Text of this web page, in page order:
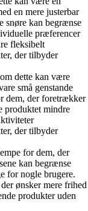
en mere justerbar
snøre kan begrænse
præferencer
fleksibelt
der tilbyder
dette kan være
små genstande
dem, der foretrækker
produktet mindre
der tilbyder
for dem, der
kan begrænse
for nogle brugere.
ønsker mere frihed
produkter uden